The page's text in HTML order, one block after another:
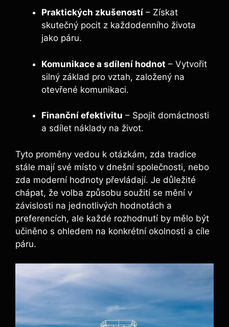
Praktických zkušeností – Získat
skutečný pocit z každodenního života
jako páru.
Komunikace a sdílení hodnot – Vytvořit
silný základ pro vztah, založený na
otevřené komunikaci.
Finanční efektivitu – Spojit domáctnosti
a sdílet náklady na život.
Tyto proměny vedou k otázkám, zda tradice
stále mají své místo v dnešní společnosti, nebo
zda moderní hodnoty převládají. Je důležité
chápat, že volba způsobu soužití se mění v
závislosti na jednotlivých hodnotách a
preferencích, ale každé rozhodnutí by mělo být
učiněno s ohledem na konkrétní okolnosti a cíle
páru.